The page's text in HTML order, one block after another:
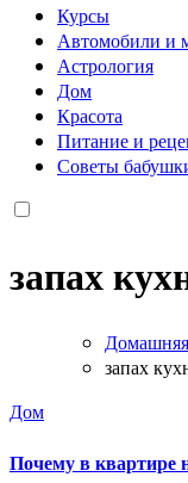
Курсы
Автомобили и
Астрология
Дом
Красота
Питание и
Советы
запах
Домашняя
запах
Дом
Почему в квартире